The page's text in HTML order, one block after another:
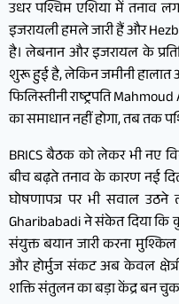
उधर पश्चिम एशिया में तनाव
इजरायली हमले जारी हैं और
है। लेबनान और इजरायल के
शुरू हुई है, लेकिन जमीनी हालात
फिलिस्तीनी राष्ट्रपति
का समाधान नहीं होगा, तब तक
BRICS बैठक को लेकर भी नए
बीच बढ़ते तनाव के कारण नई
घोषणापत्र पर भी सवाल
Gharibabadi ने संकेत दिया
संयुक्त बयान जारी करना
और होर्मुज संकट अब केवल
शक्ति संतुलन का बड़ा केंद्र बन